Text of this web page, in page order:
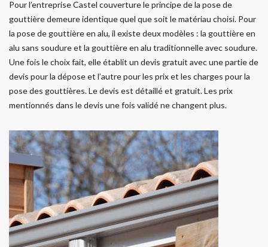
Pour l’entreprise Castel couverture le principe de la pose de
gouttière demeure identique quel que soit le matériau choisi. Pour
la pose de gouttière en alu, il existe deux modèles : la gouttière en
alu sans soudure et la gouttière en alu traditionnelle avec soudure.
Une fois le choix fait, elle établit un devis gratuit avec une partie de
devis pour la dépose et l’autre pour les prix et les charges pour la
pose des gouttières. Le devis est détaillé et gratuit. Les prix
mentionnés dans le devis une fois validé ne changent plus.